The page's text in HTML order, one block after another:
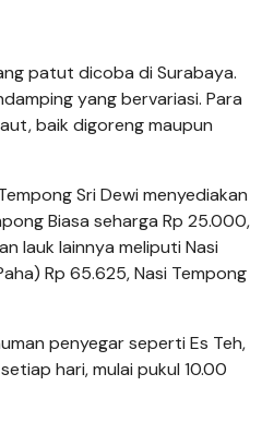
patut dicoba di Surabaya.
yang bervariasi. Para
baik digoreng maupun
Sri Dewi menyediakan
Biasa seharga Rp 25.000,
lauk lainnya meliputi Nasi
Rp 65.625, Nasi Tempong
penyegar seperti Es Teh,
hari, mulai pukul 10.00